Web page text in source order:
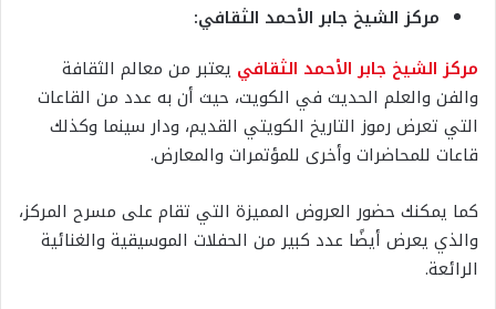
مركز الشيخ جابر الأحمد الثقافي​:
مركز الشيخ جابر الأحمد الثقافي يعتبر من معالم الثقافة
والفن والعلم الحديث في الكويت، حيث أن به عدد من القاعات
التي تعرض رموز التاريخ الكويتي القديم، ودار سينما وكذلك
قاعات للمحاضرات وأخرى للمؤتمرات والمعارض.
كما يمكنك حضور العروض المميزة التي تقام على مسرح المركز،
والذي يعرض أيضًا عدد كبير من الحفلات الموسيقية والغنائية
الرائعة.